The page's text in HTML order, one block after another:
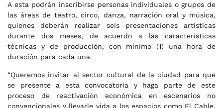
A esta podrán inscribirse personas individuales o grupos de
las áreas de teatro, circo, danza, narración oral y música,
quienes deberán realizar seis presentaciones artísticas
durante dos meses, de acuerdo a las características
técnicas y de producción, con mínimo (1) una hora de
duración para cada una.
“Queremos invitar al sector cultural de la ciudad para que
se presente a esta convocatoria y haga parte de este
proceso de reactivación económica en escenarios no
convencionales y llevarle vida a los espacios como El Cable,